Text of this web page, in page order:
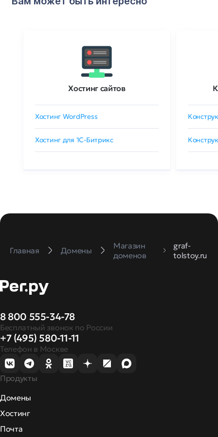
Хостинг сайтов
Хостинг WordPress
Хостинг для 1C-Битрикс
Главная Домены
Магазин
доменов
graf-
tolstoy.ru
8 800 555-34-78
Бесплатный звонок по России
+7 (495) 580-11-11
Телефон в Москве
Продукты
Домены
Хостинг
Почта